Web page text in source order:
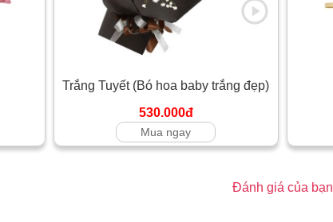
Trắng Tuyết (Bó hoa baby trắng đẹp)
530.000đ
Mua ngay
Đánh giá của bạn